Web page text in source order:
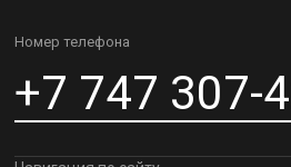
Номер телефона
+7 747 307-